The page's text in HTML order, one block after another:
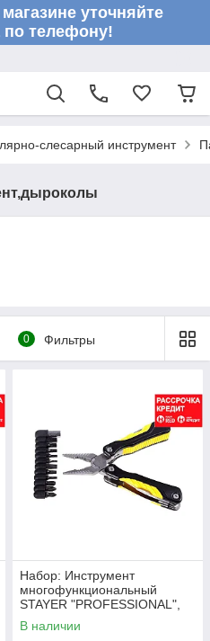
уточняйте
по телефону!
слесарный инструмент
0 Фильтры
Набор: Инструмент
многофункциональный
STAYER "PROFESSIONAL",
облегченная рукоятка, с
битами, "11 в 1"
В наличии